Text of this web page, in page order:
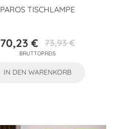
PAROS TISCHLAMPE
Preis
70,23 €Verkaufspreis
73,93 €
BRUTTOPREIS
IN DEN WARENKORB